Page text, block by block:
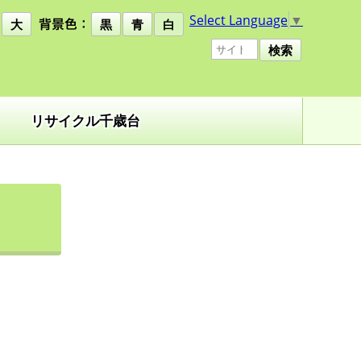
Select Language ▼
黒 青 白
大
検索
リサイクル千歳台